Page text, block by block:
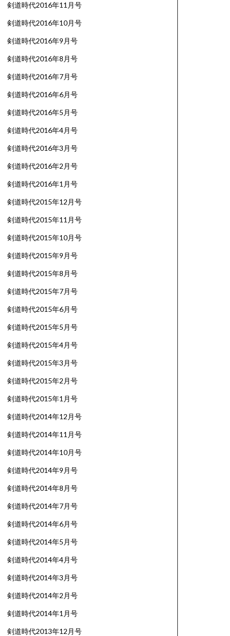
剣道時代2016年11月号
剣道時代2016年10月号
剣道時代2016年9月号
剣道時代2016年8月号
剣道時代2016年7月号
剣道時代2016年6月号
剣道時代2016年5月号
剣道時代2016年4月号
剣道時代2016年3月号
剣道時代2016年2月号
剣道時代2016年1月号
剣道時代2015年12月号
剣道時代2015年11月号
剣道時代2015年10月号
剣道時代2015年9月号
剣道時代2015年8月号
剣道時代2015年7月号
剣道時代2015年6月号
剣道時代2015年5月号
剣道時代2015年4月号
剣道時代2015年3月号
剣道時代2015年2月号
剣道時代2015年1月号
剣道時代2014年12月号
剣道時代2014年11月号
剣道時代2014年10月号
剣道時代2014年9月号
剣道時代2014年8月号
剣道時代2014年7月号
剣道時代2014年6月号
剣道時代2014年5月号
剣道時代2014年4月号
剣道時代2014年3月号
剣道時代2014年2月号
剣道時代2014年1月号
剣道時代2013年12月号